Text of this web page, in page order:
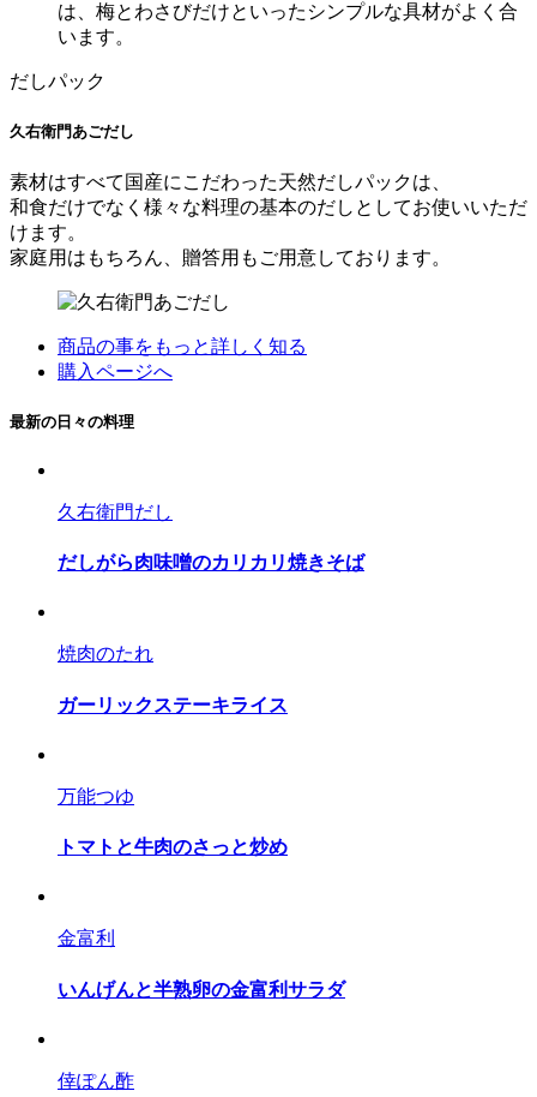
は、梅とわさびだけといったシンプルな具材がよく合
います。
だしパック
久右衛門あごだし
素材はすべて国産にこだわった天然だしパックは、
和食だけでなく様々な料理の基本のだしとしてお使いいただ
けます。
家庭用はもちろん、贈答用もご用意しております。
商品の事をもっと詳しく知る
購入ページへ
最新の日々の料理
久右衛門だし
だしがら肉味噌のカリカリ焼きそば
焼肉のたれ
ガーリックステーキライス
万能つゆ
トマトと牛肉のさっと炒め
金富利
いんげんと半熟卵の金富利サラダ
倖ぽん酢